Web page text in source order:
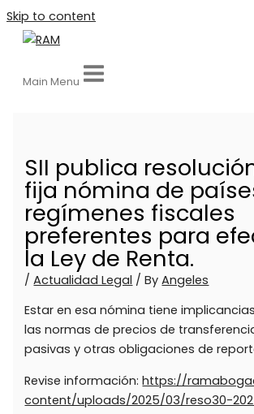
Skip to content
Main Menu
SII publica
fija nómina de
regímenes fiscales
preferentes para
la Ley de Renta.
/Actualidad Legal / ByAngeles
Estar en esa nómina tiene
las normas de precios de
pasivas y otras obligaciones de
Revise información:https://
content/uploads/2025/03/reso30-